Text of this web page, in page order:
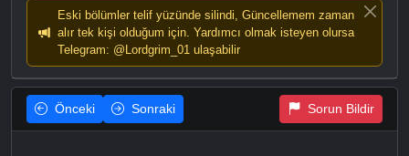
Eski bölümler telif yüzünde silindi, Güncellemem zaman
alır tek kişi olduğum için. Yardımcı olmak isteyen olursa
Telegram: @Lordgrim_01 ulaşabilir
Önceki Sonraki Sorun Bildir